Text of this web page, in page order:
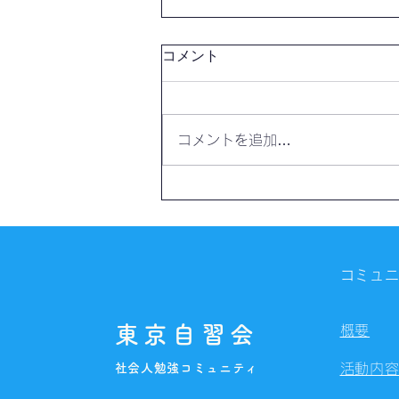
コメント
コメントを追加…
東京自習会
社会人勉強コミュニティ
コミュ
概要
活動内容